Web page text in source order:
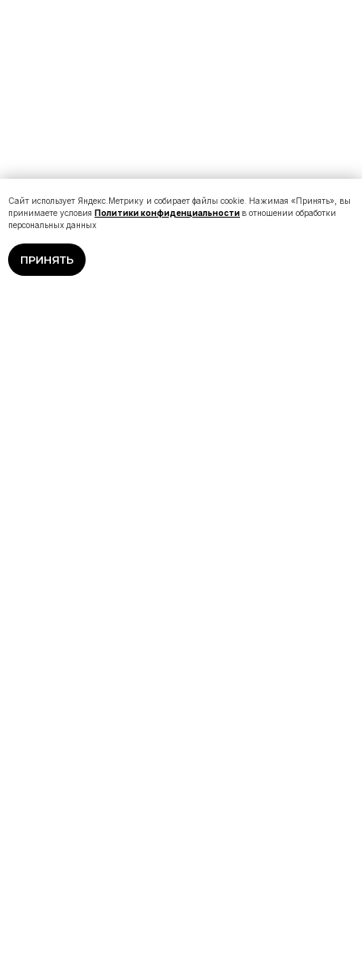
Сайт использует Яндекс.Метрику и собирает файлы cookie. Нажимая «Принять», вы
принимаете условия Политики конфиденциальности в отношении обработки
персональных данных
ПРИНЯТЬ